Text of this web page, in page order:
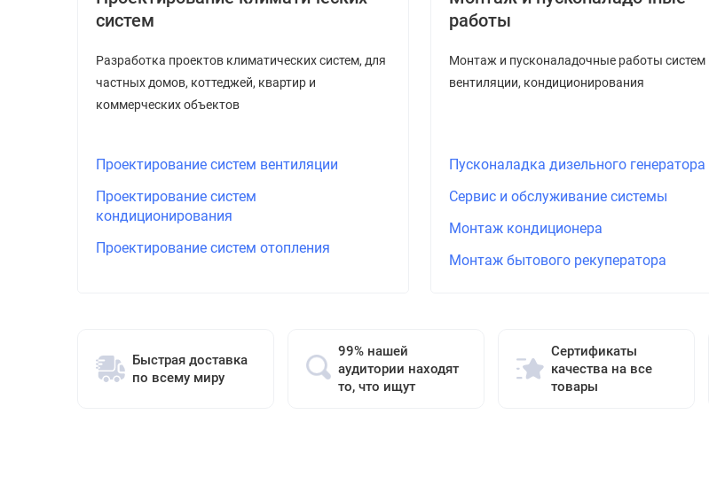
систем
Разработка проектов климатических систем, для
частных домов, коттеджей, квартир и
коммерческих объектов
Проектирование систем вентиляции
Проектирование систем
кондиционирования
Проектирование систем отопления
работы
Монтаж и пусконаладочные работы систем
вентиляции, кондиционирования
Пусконаладка дизельного генератора
Сервис и обслуживание системы
Монтаж кондиционера
Монтаж бытового рекуператора
Быстрая доставка
по всему миру
99% нашей
аудитории находят
то, что ищут
Сертификаты
качества на все
товары